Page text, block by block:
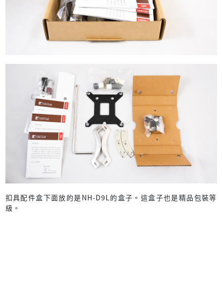
扣具配件盒下面放的是NH-D9L的盒子。這盒子也是精品包裝等
級。